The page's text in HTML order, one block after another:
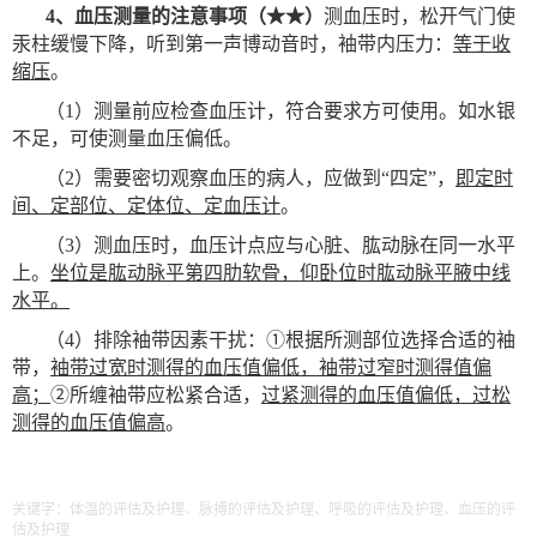
4、血压测量的注意事项（★★） 测血压时，松开气门使
汞柱缓慢下降，听到第一声博动音时，袖带内压力： 等于收
缩压。
（1）测量前应检查血压计，符合要求方可使用。如水银
不足，可使测量血压偏低。
（2）需要密切观察血压的病人，应做到“四定”，
即定时
间、定部位、定体位、定血压计。
（3）测血压时，血压计点应与心脏、肱动脉在同一水平
上。 坐位是肱动脉平第四肋软骨，仰卧位时肱动脉平腋中线
水平。
（4）排除袖带因素干扰：①根据所测部位选择合适的袖
带， 袖带过宽时测得的血压值偏低，袖带过窄时测得值偏
高； ②所缠袖带应松紧合适， 过紧测得的血压值偏低，过松
测得的血压值偏高。
关键字：体温的评估及护理、脉搏的评估及护理、呼吸的评估及护理、血压的评
估及护理